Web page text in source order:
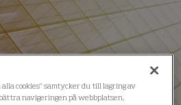
cookies" samtycker du till lagring av
navigeringen på webbplatsen,